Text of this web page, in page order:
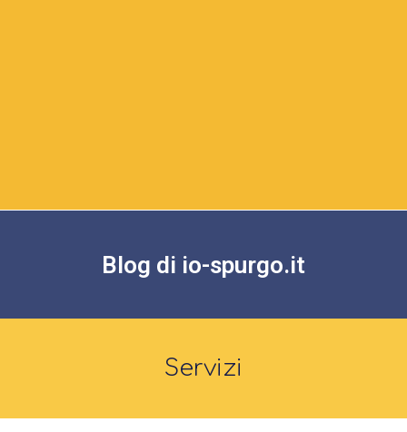
Blog di io-spurgo.it
Servizi